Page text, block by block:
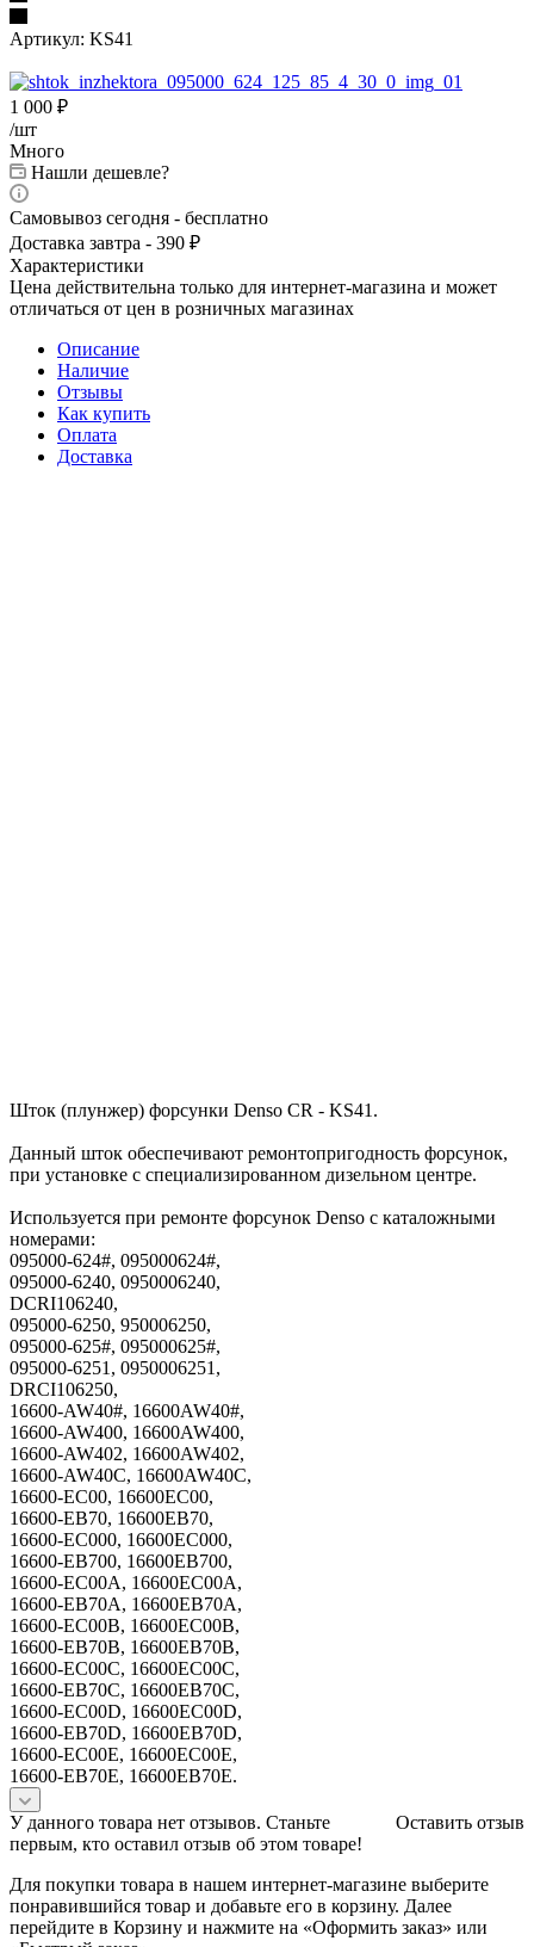
Артикул: KS41
1 000 ₽
/шт
Много
Нашли дешевле?
Самовывоз сегодня - бесплатно
Доставка завтра - 390 ₽
Характеристики
Цена действительна только для интернет-магазина и может
отличаться от цен в розничных магазинах
Описание
Наличие
Отзывы
Как купить
Оплата
Доставка
Шток (плунжер) форсунки Denso CR - KS41.
Данный шток обеспечивают ремонтопригодность форсунок,
при установке с специализированном дизельном центре.
Используется при ремонте форсунок Denso с каталожными
номерами:
095000-624#, 095000624#,
095000-6240, 0950006240,
DCRI106240,
095000-6250, 950006250,
095000-625#, 095000625#,
095000-6251, 0950006251,
DRCI106250,
16600-AW40#, 16600AW40#,
16600-AW400, 16600AW400,
16600-AW402, 16600AW402,
16600-AW40C, 16600AW40C,
16600-EC00, 16600EC00,
16600-EB70, 16600EB70,
16600-EC000, 16600EC000,
16600-EB700, 16600EB700,
16600-EC00A, 16600EC00A,
16600-EB70A, 16600EB70A,
16600-EC00B, 16600EC00B,
16600-EB70B, 16600EB70B,
16600-EC00C, 16600EC00C,
16600-EB70C, 16600EB70C,
16600-EC00D, 16600EC00D,
16600-EB70D, 16600EB70D,
16600-EC00E, 16600EC00E,
16600-EB70E, 16600EB70E.
Оставить отзыв
У данного товара нет отзывов. Станьте
первым, кто оставил отзыв об этом товаре!
Для покупки товара в нашем интернет-магазине выберите
понравившийся товар и добавьте его в корзину. Далее
перейдите в Корзину и нажмите на «Оформить заказ» или